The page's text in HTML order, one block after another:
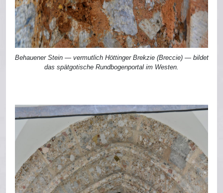
Behauener Stein — vermutlich Höttinger Brekzie (Breccie) — bildet
das spätgotische Rundbogenportal im Westen.